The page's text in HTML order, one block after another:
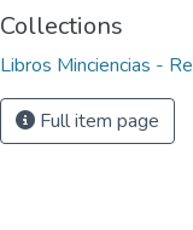
Collections
Libros Minciencias -
Full item page